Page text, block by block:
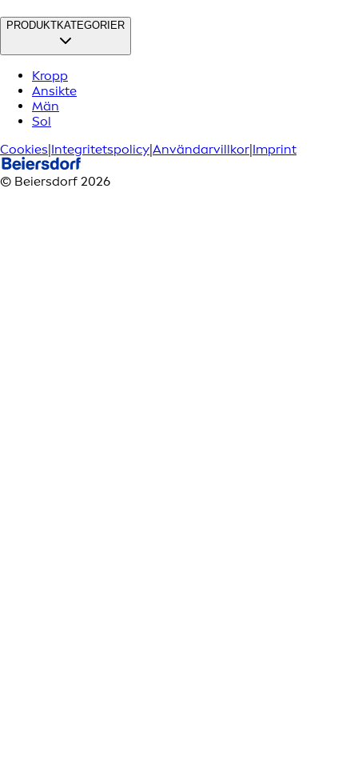
PRODUKTKATEGORIER
Kropp
Ansikte
Män
Sol
Cookies Integritetspolicy Användarvillkor Imprint
© Beiersdorf 2026